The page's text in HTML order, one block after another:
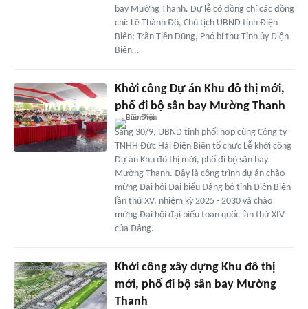
bay Mường Thanh. Dự lễ có đồng chí các đồng
chí: Lê Thành Đô, Chủ tịch UBND tỉnh Điện
Biên; Trần Tiến Dũng, Phó bí thư Tỉnh ủy Điện
Biên…
Khởi công Dự án Khu đô thị mới,
phố đi bộ sân bay Mường Thanh
Sáng 30/9, UBND tỉnh phối hợp cùng Công ty
TNHH Đức Hải Điện Biên tổ chức Lễ khởi công
Dự án Khu đô thị mới, phố đi bộ sân bay
Mường Thanh. Đây là công trình dự án chào
mừng Đại hội Đại biểu Đảng bộ tỉnh Điện Biên
lần thứ XV, nhiệm kỳ 2025 - 2030 và chào
mừng Đại hội đại biểu toàn quốc lần thứ XIV
của Đảng.
Khởi công xây dựng Khu đô thị
mới, phố đi bộ sân bay Mường
Thanh